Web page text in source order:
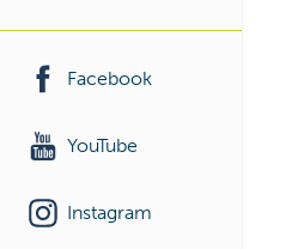
Facebook
YouTube
Instagram